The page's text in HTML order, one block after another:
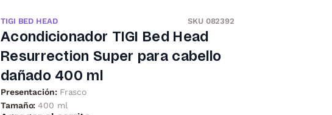
TIGI BED HEAD SKU 082392
Acondicionador TIGI Bed Head
Resurrection Super para cabello
dañado 400 ml
Presentación: Frasco
Tamaño:400 ml